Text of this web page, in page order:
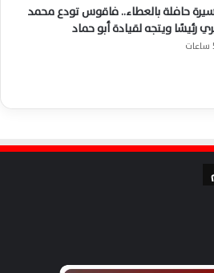
حافلة بالعطاء.. فاقوس تودع محمد
رئيسًا ويتجه لقيادة أبو حماد